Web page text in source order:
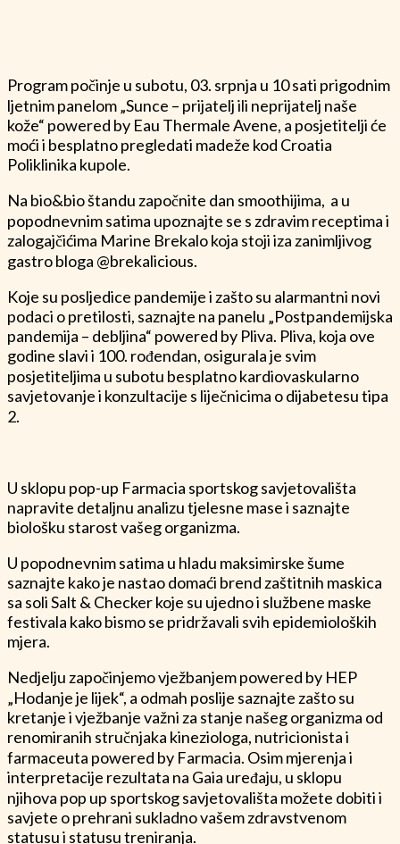
Program počinje u subotu, 03. srpnja u 10 sati prigodnim
ljetnim panelom „Sunce – prijatelj ili neprijatelj naše
kože“ powered by Eau Thermale Avene, a posjetitelji će
moći i besplatno pregledati madeže kod Croatia
Poliklinika kupole.
Na bio&bio štandu započnite dan smoothijima, a u
popodnevnim satima upoznajte se s zdravim receptima i
zalogajčićima Marine Brekalo koja stoji iza zanimljivog
gastro bloga @brekalicious.
Koje su posljedice pandemije i zašto su alarmantni novi
podaci o pretilosti, saznajte na panelu „Postpandemijska
pandemija – debljina“ powered by Pliva. Pliva, koja ove
godine slavi i 100. rođendan, osigurala je svim
posjetiteljima u subotu besplatno kardiovaskularno
savjetovanje i konzultacije s liječnicima o dijabetesu tipa
2.
U sklopu pop-up Farmacia sportskog savjetovališta
napravite detaljnu analizu tjelesne mase i saznajte
biološku starost vašeg organizma.
U popodnevnim satima u hladu maksimirske šume
saznajte kako je nastao domaći brend zaštitnih maskica
sa soli Salt & Checker koje su ujedno i službene maske
festivala kako bismo se pridržavali svih epidemioloških
mjera.
Nedjelju započinjemo vježbanjem powered by HEP
„Hodanje je lijek“, a odmah poslije saznajte zašto su
kretanje i vježbanje važni za stanje našeg organizma od
renomiranih stručnjaka kineziologa, nutricionista i
farmaceuta powered by Farmacia. Osim mjerenja i
interpretacije rezultata na Gaia uređaju, u sklopu
njihova pop up sportskog savjetovališta možete dobiti i
savjete o prehrani sukladno vašem zdravstvenom
statusu i statusu treniranja.